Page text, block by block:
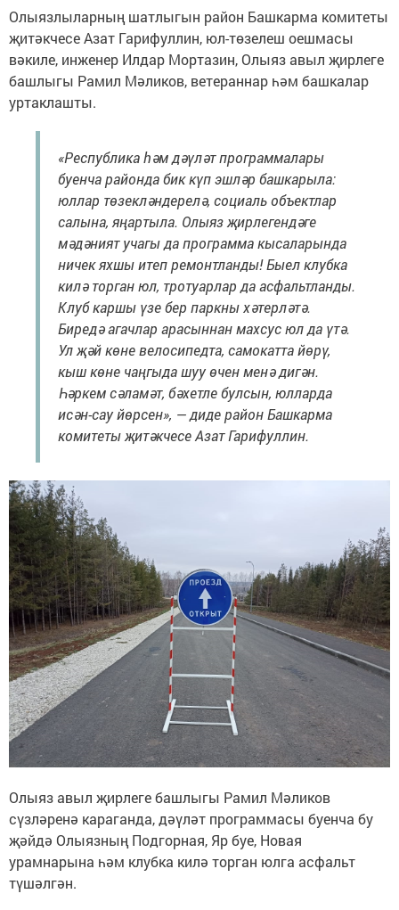
Олыязлыларның шатлыгын район Башкарма комитеты
җитәкчесе Азат Гарифуллин, юл-төзелеш оешмасы
вәкиле, инженер Илдар Мортазин, Олыяз авыл җирлеге
башлыгы Рамил Мәликов, ветераннар һәм башкалар
уртаклашты.
«Республика һәм дәүләт программалары
буенча районда бик күп эшләр башкарыла:
юллар төзекләндерелә, социаль объектлар
салына, яңартыла. Олыяз җирлегендәге
мәдәният учагы да программа кысаларында
ничек яхшы итеп ремонтланды! Быел клубка
килә торган юл, тротуарлар да асфальтланды.
Клуб каршы үзе бер паркны хәтерләтә.
Биредә агачлар арасыннан махсус юл да үтә.
Ул җәй көне велосипедта, самокатта йөрү,
кыш көне чаңгыда шуу өчен менә дигән.
Һәркем сәламәт, бәхетле булсын, юлларда
исән-сау йөрсен», — диде район Башкарма
комитеты җитәкчесе Азат Гарифуллин.
Олыяз авыл җирлеге башлыгы Рамил Мәликов
сүзләренә караганда, дәүләт программасы буенча бу
җәйдә Олыязның Подгорная, Яр буе, Новая
урамнарына һәм клубка килә торган юлга асфальт
түшәлгән.